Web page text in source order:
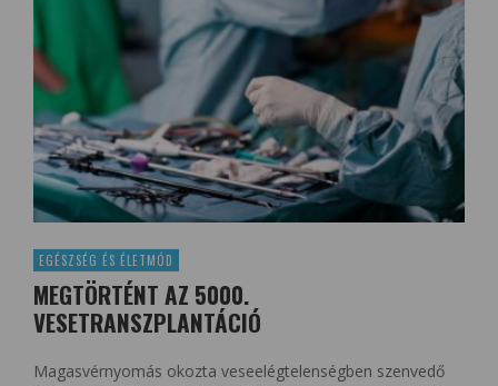
EGÉSZSÉG ÉS ÉLETMÓD
MEGTÖRTÉNT AZ 5000.
VESETRANSZPLANTÁCIÓ
Magasvérnyomás okozta veseelégtelenségben szenvedő